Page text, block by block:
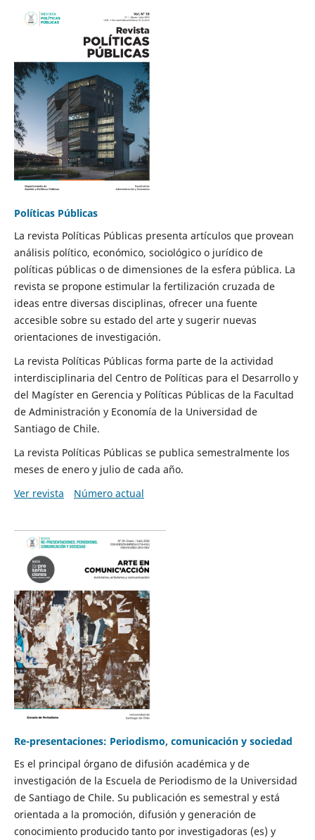
Políticas Públicas
La revista Políticas Públicas presenta artículos que provean
análisis político, económico, sociológico o jurídico de
políticas públicas o de dimensiones de la esfera pública. La
revista se propone estimular la fertilización cruzada de
ideas entre diversas disciplinas, ofrecer una fuente
accesible sobre su estado del arte y sugerir nuevas
orientaciones de investigación.
La revista Políticas Públicas forma parte de la actividad
interdisciplinaria del Centro de Políticas para el Desarrollo y
del Magíster en Gerencia y Políticas Públicas de la Facultad
de Administración y Economía de la Universidad de
Santiago de Chile.
La revista Políticas Públicas se publica semestralmente los
meses de enero y julio de cada año.
Ver revista
Número actual
Re-presentaciones: Periodismo, comunicación y sociedad
Es el principal órgano de difusión académica y de
investigación de la Escuela de Periodismo de la Universidad
de Santiago de Chile. Su publicación es semestral y está
orientada a la promoción, difusión y generación de
conocimiento producido tanto por investigadoras (es) y